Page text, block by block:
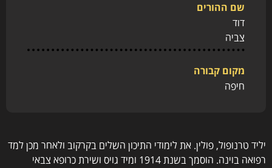
שם ההורים
דוד
צביה
מקום קבורה
חיפה
יליד טרנופול, פולין. את לימודי התיכון השלים בקרקוב ולאחר מכן למד
רפואה בוינה. הוסמך בשנת 1914 ומיד גויס ושירת כרופא צבאי